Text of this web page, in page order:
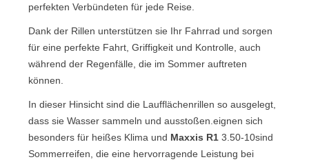
perfekten Verbündeten für jede Reise.
Dank der Rillen unterstützen sie Ihr Fahrrad und sorgen
für eine perfekte Fahrt, Griffigkeit und Kontrolle, auch
während der Regenfälle, die im Sommer auftreten
können.
In dieser Hinsicht sind die Laufflächenrillen so ausgelegt,
dass sie Wasser sammeln und ausstoßen.eignen sich
besonders für heißes Klima und Maxxis R13.50-10sind
Sommerreifen, die eine hervorragende Leistung bei